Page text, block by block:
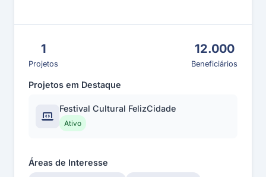
1
Projetos
12.000
Beneficiários
Projetos em Destaque
Festival Cultural FelizCidade
Ativo
Áreas de Interesse